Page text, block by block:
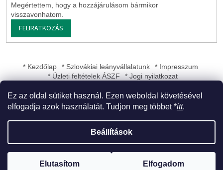
Ez az oldal sütiket használ. Ezen weboldal követésével
elfogadja azok használatát. Tudjon meg többet *itt.
Beállítások
Elutasítom Elfogadom
Megértettem, hogy a hozzájárulásom bármikor
visszavonhatom.
FELIRATKOZÁS
* Kezdőlap * Szlovákiai leányvállalatunk
* Impresszum
* Üzleti feltételek ÁSZF
* Jogi nyilatkozat
Meló-Diák Taneszközcentrum Kft
fenntartva.
Süti beállítások szerkesztése